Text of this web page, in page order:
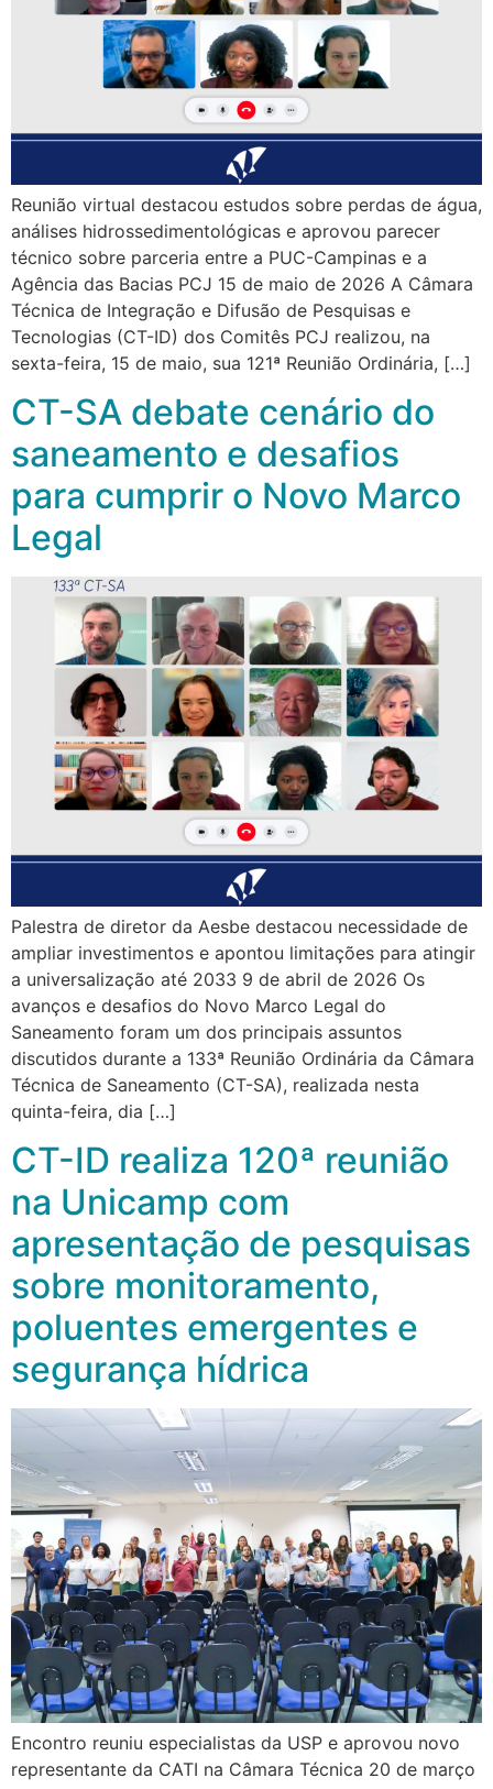
Reunião virtual destacou estudos sobre perdas de água,
análises hidrossedimentológicas e aprovou parecer
técnico sobre parceria entre a PUC-Campinas e a
Agência das Bacias PCJ 15 de maio de 2026 A Câmara
Técnica de Integração e Difusão de Pesquisas e
Tecnologias (CT-ID) dos Comitês PCJ realizou, na
sexta-feira, 15 de maio, sua 121ª Reunião Ordinária, […]
CT-SA debate cenário do
saneamento e desafios
para cumprir o Novo Marco
Legal
Palestra de diretor da Aesbe destacou necessidade de
ampliar investimentos e apontou limitações para atingir
a universalização até 2033 9 de abril de 2026 Os
avanços e desafios do Novo Marco Legal do
Saneamento foram um dos principais assuntos
discutidos durante a 133ª Reunião Ordinária da Câmara
Técnica de Saneamento (CT-SA), realizada nesta
quinta-feira, dia […]
CT-ID realiza 120ª reunião
na Unicamp com
apresentação de pesquisas
sobre monitoramento,
poluentes emergentes e
segurança hídrica
Encontro reuniu especialistas da USP e aprovou novo
representante da CATI na Câmara Técnica 20 de março